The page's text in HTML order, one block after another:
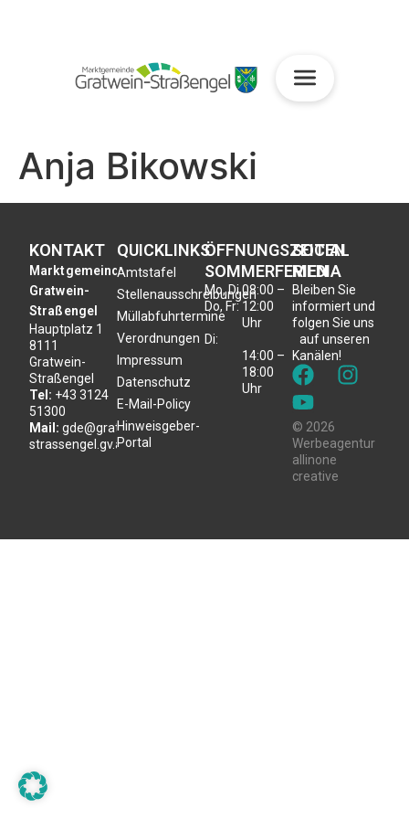
Anja Bikowski
KONTAKT
Marktgemeinde
Gratwein-
Straßengel
Hauptplatz 1
8111
Gratwein-
Straßengel
Tel: +43 3124
51300
Mail: gde@gratwein-
strassengel.gv.at
QUICKLINKS
Amtstafel
Stellenausschreibungen
Müllabfuhrtermine
Verordnungen
Impressum
Datenschutz
E-Mail-Policy
Hinweisgeber-
Portal
ÖFFNUNGSZEITEN
SOMMERFERIEN
Mo, Di,
Do, Fr:
Di:
08:00 –
12:00
Uhr
14:00 –
18:00
Uhr
SOCIAL
MEDIA
Bleiben Sie
informiert und
folgen Sie uns
auf unseren
Kanälen!
© 2026
Werbeagentur
allinone
creative